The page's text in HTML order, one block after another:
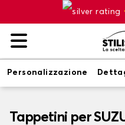
Personalizzazione
Tappetini per